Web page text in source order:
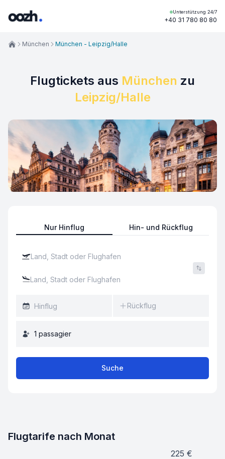
Unterstützung 24/7
+40 31 780 80 80
Flugtickets aus München zu
Leipzig/Halle
Nur Hinflug Hin- und Rückflug
Rückflug
1 passagier
Suche
München München - Leipzig/Halle
Flugtarife nach Monat
225 €